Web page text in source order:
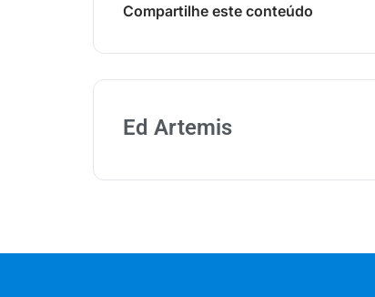
Compartilhe este conteúdo
Ed Artemis